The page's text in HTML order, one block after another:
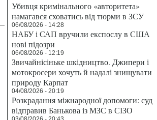
Убивця кримінального «авторитета»
намагався сховатись від тюрми в ЗСУ
06/08/2026 - 14:28
НАБУ і САП вручили експослу в США
нові підозри
06/08/2026 - 12:19
Звичайнісіньке шкідництво. Джипери і
мотокросери хочуть й надалі знищувати
природу Карпат
04/08/2026 - 20:19
Розкрадання міжнародної допомоги: суд
відправив Банькова із МЗС в СІЗО